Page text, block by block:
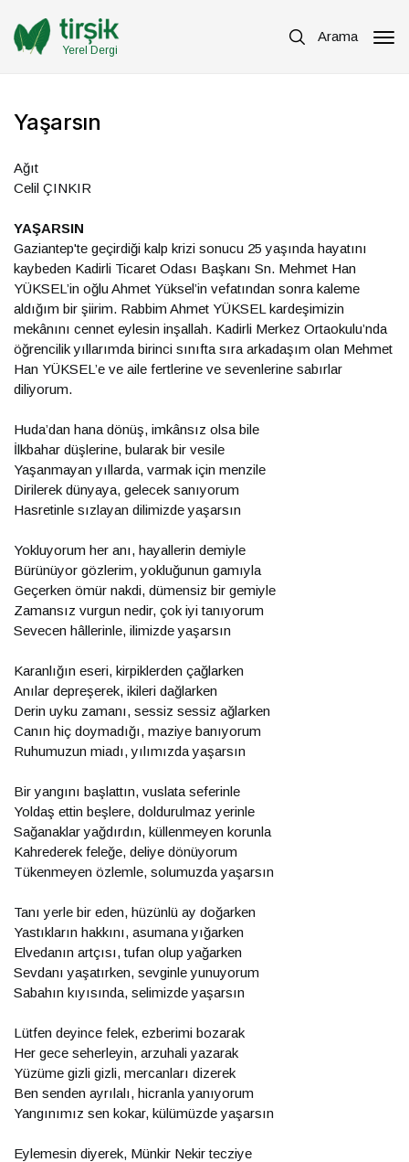
Yerel Dergi
Arama
Yaşarsın
Ağıt
Celil ÇINKIR
YAŞARSIN
Gaziantep'te geçirdiği kalp krizi sonucu 25 yaşında hayatını
kaybeden Kadirli Ticaret Odası Başkanı Sn. Mehmet Han
YÜKSEL’in oğlu Ahmet Yüksel’in vefatından sonra kaleme
aldığım bir şiirim. Rabbim Ahmet YÜKSEL kardeşimizin
mekânını cennet eylesin inşallah. Kadirli Merkez Ortaokulu’nda
öğrencilik yıllarımda birinci sınıfta sıra arkadaşım olan Mehmet
Han YÜKSEL’e ve aile fertlerine ve sevenlerine sabırlar
diliyorum.
Huda’dan hana dönüş, imkânsız olsa bile
İlkbahar düşlerine, bularak bir vesile
Yaşanmayan yıllarda, varmak için menzile
Dirilerek dünyaya, gelecek sanıyorum
Hasretinle sızlayan dilimizde yaşarsın
Yokluyorum her anı, hayallerin demiyle
Bürünüyor gözlerim, yokluğunun gamıyla
Geçerken ömür nakdi, dümensiz bir gemiyle
Zamansız vurgun nedir, çok iyi tanıyorum
Sevecen hâllerinle, ilimizde yaşarsın
Karanlığın eseri, kirpiklerden çağlarken
Anılar depreşerek, ikileri dağlarken
Derin uyku zamanı, sessiz sessiz ağlarken
Canın hiç doymadığı, maziye banıyorum
Ruhumuzun miadı, yılımızda yaşarsın
Bir yangını başlattın, vuslata seferinle
Yoldaş ettin beşlere, doldurulmaz yerinle
Sağanaklar yağdırdın, küllenmeyen korunla
Kahrederek feleğe, deliye dönüyorum
Tükenmeyen özlemle, solumuzda yaşarsın
Tanı yerle bir eden, hüzünlü ay doğarken
Yastıkların hakkını, asumana yığarken
Elvedanın artçısı, tufan olup yağarken
Sevdanı yaşatırken, sevginle yunuyorum
Sabahın kıyısında, selimizde yaşarsın
Lütfen deyince felek, ezberimi bozarak
Her gece seherleyin, arzuhali yazarak
Yüzüme gizli gizli, mercanları dizerek
Ben senden ayrılalı, hicranla yanıyorum
Yangınımız sen kokar, külümüzde yaşarsın
Eylemesin diyerek, Münkir Nekir tecziye